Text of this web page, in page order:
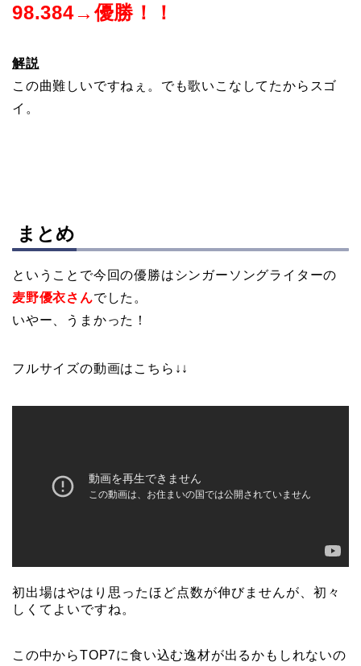
98.384→優勝！！
解説
この曲難しいですねぇ。でも歌いこなしてたからスゴ
イ。
まとめ
ということで今回の優勝はシンガーソングライターの
麦野優衣さんでした。
いやー、うまかった！
フルサイズの動画はこちら↓↓
初出場はやはり思ったほど点数が伸びませんが、初々
しくてよいですね。
この中からTOP7に食い込む逸材が出るかもしれないの